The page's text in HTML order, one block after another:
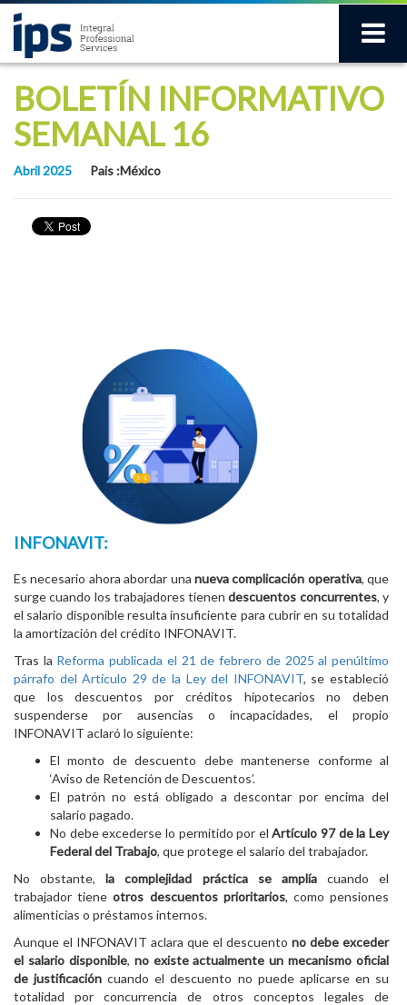
BOLETÍN INFORMATIVO
SEMANAL 16
Abril 2025 Pais :México
INFONAVIT:
Es necesario ahora abordar una nueva complicación operativa, que
surge cuando los trabajadores tienendescuentos concurrentes, y
el salario disponible resulta insuficiente para cubrir en su totalidad
la amortización del crédito INFONAVIT.
Tras la Reforma publicada el 21 de febrero de 2025 al penúltimo
párrafo del Artículo 29 de la Ley del INFONAVIT, se estableció
que los descuentos por créditos hipotecarios no deben
suspenderse por ausencias o incapacidades, el propio
INFONAVIT aclaró lo siguiente:
El monto de descuento debe mantenerse conforme al
‘Aviso de Retención de Descuentos’.
El patrón no está obligado a descontar por encima del
salario pagado.
No debe excederse lo permitido por elArtículo 97 de la Ley
Federal del Trabajo, que protege el salario del trabajador.
No obstante,la complejidad práctica se amplíacuando el
trabajador tieneotros descuentos prioritarios, como pensiones
alimenticias o préstamos internos.
Aunque el INFONAVIT aclara que el descuento no debe exceder
el salario disponible, no existe actualmente un mecanismo oficial
de justificación cuando el descuento no puede aplicarse en su
totalidad por concurrencia de otros conceptos legales de